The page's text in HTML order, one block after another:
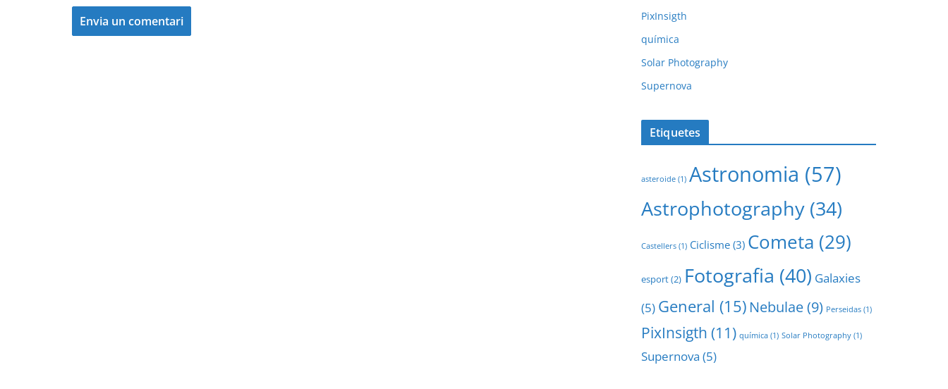
PixInsigth
química
Solar Photography
Supernova
Etiquetes
asteroide (1) Astronomia (57)
Astrophotography (34)
Castellers (1) Ciclisme (3) Cometa (29)
esport(2) Fotografia (40) Galaxies
(5) General (15) Nebulae(9) Perseidas (1)
PixInsigth (11) química (1) Solar Photography (1)
Supernova (5)